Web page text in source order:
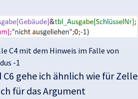
C4 mit dem Hinweis im Falle von
-1
C6 gehe ich ähnlich wie für Zelle
für das Argument